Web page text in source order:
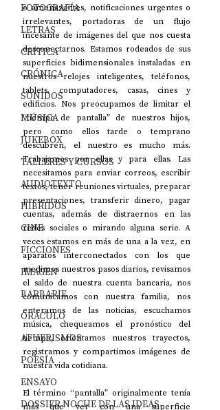
FOTOGRAFÍA
LETRAS
CRÍTICA
CRÓNICA
SONIDOS
MÚSICA
JUKEBOX
TALLERES Y CURSOS
AUDIOTEXTO
HÍBRIDOS
CINE
FICCIONES
IMAGEN
BARBARIE
ORÁCULO
AFUERISMOS
POESÍA
ENSAYO
DOSSIER NOCHE DE LAS IDEAS
o amenazantes, notificaciones urgentes o
irrelevantes, portadoras de un flujo
incesante de imágenes del que nos cuesta
desconectarnos. Estamos rodeados de sus
superficies bidimensionales instaladas en
nuestros relojes inteligentes, teléfonos,
tablets, computadores, casas, cines y
edificios. Nos preocupamos de limitar el
“tiempo de pantalla” de nuestros hijos,
pero como ellos tarde o temprano
descubren, el nuestro es mucho más.
Trabajamos por ellas y para ellas. Las
necesitamos para enviar correos, escribir
textos, tener reuniones virtuales, preparar
presentaciones, transferir dinero, pagar
cuentas, además de distraernos en las
redes sociales o mirando alguna serie. A
veces estamos en más de una a la vez, en
aparatos interconectados con los que
medimos nuestros pasos diarios, revisamos
el saldo de nuestra cuenta bancaria, nos
comunicamos con nuestra familia, nos
enteramos de las noticias, escuchamos
música, chequeamos el pronóstico del
tiempo, orientamos nuestros trayectos,
registramos y compartimos imágenes de
nuestra vida cotidiana.
El término “pantalla” originalmente tenía
más que ver con una superficie